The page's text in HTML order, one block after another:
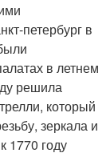
петербург в
в летнем
решила
который
зеркала и
1770 году